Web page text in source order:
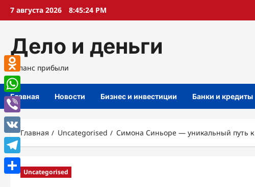
Перейти
7 августа 2026 8:45:25 PM
Дело и деньги
Баланс прибыли
Главная Новости Бизнес и инвестиции Банки и кредиты
Главная Uncategorised Симона Синьоре — уникальный путь к
Uncategorised
Odnoklassniki
WhatsApp
Viber
VK
Telegram